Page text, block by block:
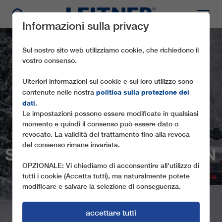
CD6C
SCHRATTENWANGBAHN
Informazioni sulla privacy
Sul nostro sito web utilizziamo cookie, che richiedono il
vostro consenso.
Ulteriori informazioni sui cookie e sul loro utilizzo sono
contenute nelle nostra politica sulla protezione dei
dati.
Le impostazioni possono essere modificate in qualsiasi
momento e quindi il consenso può essere dato o
revocato. La validità del trattamento fino alla revoca
del consenso rimane invariata.
OPZIONALE: Vi chiediamo di acconsentire all'utilizzo di
tutti i cookie (Accetta tutti), ma naturalmente potete
modificare e salvare la selezione di conseguenza.
accettare tutti